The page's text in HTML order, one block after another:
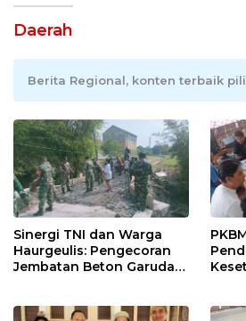
Daerah
Berita Regional, konten terbaik
Sinergi TNI dan Warga
Haurgeulis: Pengecoran
Jembatan Beton Garuda